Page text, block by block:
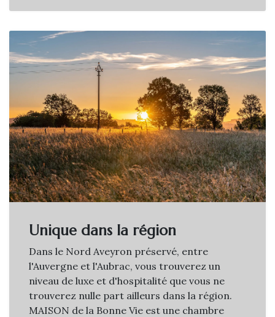
Unique dans la région
Dans le Nord Aveyron préservé, entre
l'Auvergne et l'Aubrac, vous trouverez un
niveau de luxe et d'hospitalité que vous ne
trouverez nulle part ailleurs dans la région.
MAISON de la Bonne Vie est une chambre